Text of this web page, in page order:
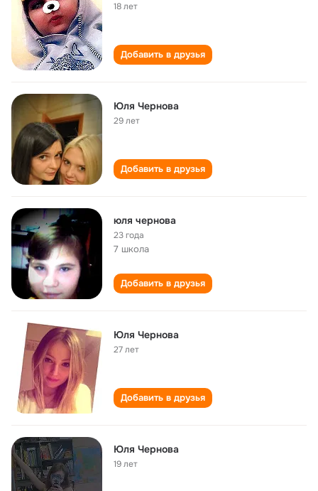
18 лет
Добавить в друзья
Юля Чернова
29 лет
Добавить в друзья
юля чернова
23 года
7 школа
Добавить в друзья
Юля Чернова
27 лет
Добавить в друзья
Юля Чернова
19 лет